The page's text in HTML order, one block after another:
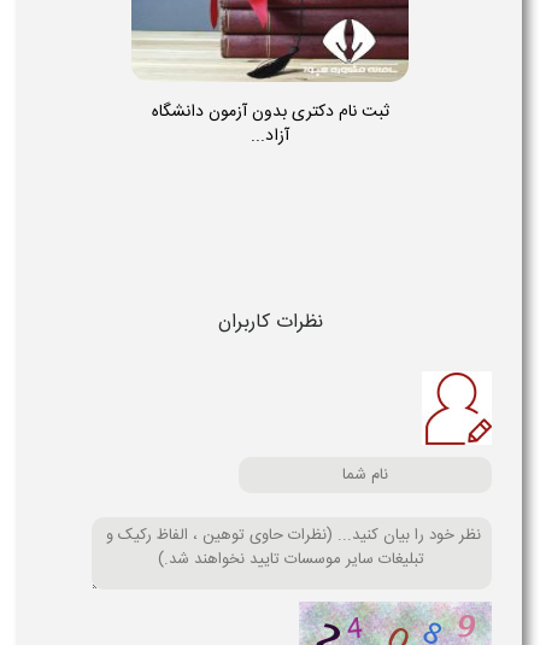
ثبت نام دکتری بدون آزمون دانشگاه
آزاد...
نظرات کاربران